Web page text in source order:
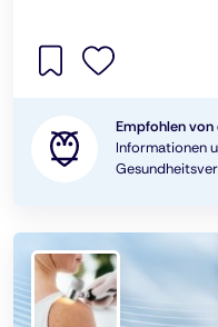
Empfohlen
Informationen